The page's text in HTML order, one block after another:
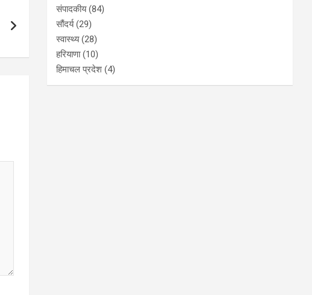
संपादकीय(84)
सौंदर्य(29)
स्वास्थ्य(28)
हरियाणा(10)
हिमाचल प्रदेश (4)